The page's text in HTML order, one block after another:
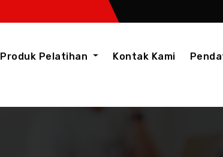
Produk Pelatihan Kontak Kami